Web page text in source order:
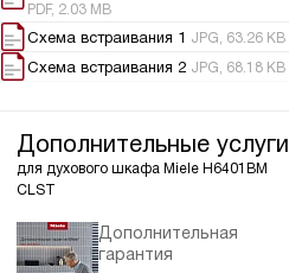
PDF, 2.03 MB
Схема встраивания 1 JPG, 63.26 KB
Схема встраивания 2 JPG, 68.18 KB
Дополнительные услуги
для духового шкафа Miele H6401BM
CLST
Дополнительная
гарантия